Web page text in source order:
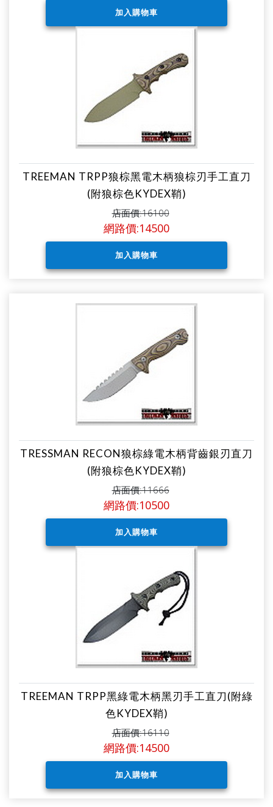
TREEMAN TRPP狼棕黑電木柄狼棕刃手工直刀
(附狼棕色KYDEX鞘)
店面價:16100
網路價:14500
TRESSMAN RECON狼棕綠電木柄背齒銀刃直刀
(附狼棕色KYDEX鞘)
店面價:11666
網路價:10500
TREEMAN TRPP黑綠電木柄黑刃手工直刀(附綠
色KYDEX鞘)
店面價:16110
網路價:14500